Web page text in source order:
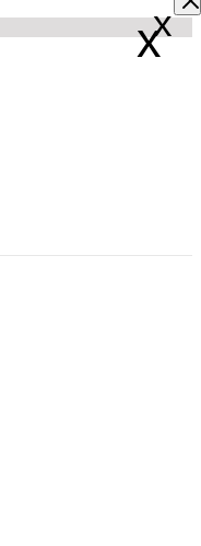
x
x